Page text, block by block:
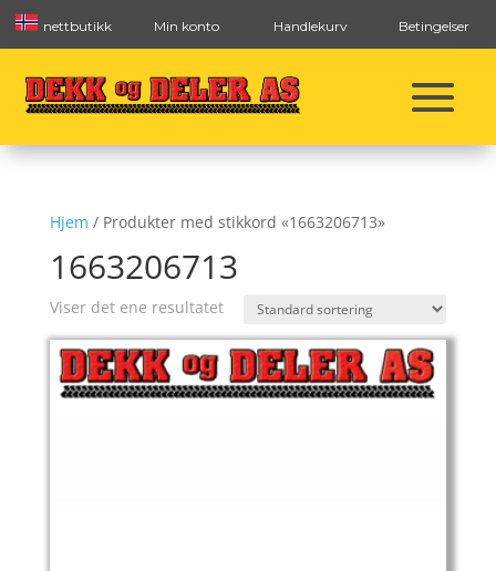
nettbutikk Min konto Handlekurv Betingelser
Hjem / Produkter med stikkord «1663206713»
1663206713
Viser det ene resultatet